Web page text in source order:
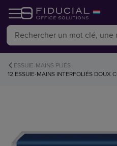
ESSUIE-MAINS PLIÉS
12 ESSUIE-MAINS INTERFOLIÉS DOUX